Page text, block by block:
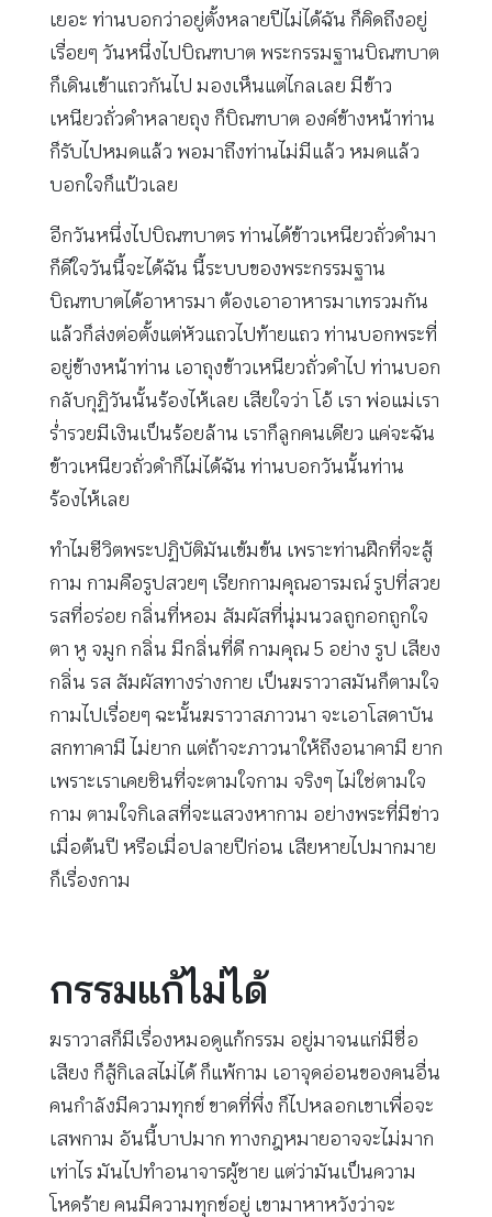
เยอะ ท่านบอกว่าอยู่ตั้งหลายปีไม่ได้ฉัน ก็คิดถึงอยู่
เรื่อยๆ วันหนึ่งไปบิณฑบาต พระกรรมฐานบิณฑบาต
ก็เดินเข้าแถวกันไป มองเห็นแต่ไกลเลย มีข้าว
เหนียวถั่วดำหลายถุง ก็บิณฑบาต องค์ข้างหน้าท่าน
ก็รับไปหมดแล้ว พอมาถึงท่านไม่มีแล้ว หมดแล้ว
บอกใจก็แป้วเลย
อีกวันหนึ่งไปบิณฑบาตร ท่านได้ข้าวเหนียวถั่วดำมา
ก็ดีใจวันนี้จะได้ฉัน นี้ระบบของพระกรรมฐาน
บิณฑบาตได้อาหารมา ต้องเอาอาหารมาเทรวมกัน
แล้วก็ส่งต่อตั้งแต่หัวแถวไปท้ายแถว ท่านบอกพระที่
อยู่ข้างหน้าท่าน เอาถุงข้าวเหนียวถั่วดำไป ท่านบอก
กลับกุฏิวันนั้นร้องไห้เลย เสียใจว่า โอ้ เรา พ่อแม่เรา
ร่ำรวยมีเงินเป็นร้อยล้าน เราก็ลูกคนเดียว แค่จะฉัน
ข้าวเหนียวถั่วดำก็ไม่ได้ฉัน ท่านบอกวันนั้นท่าน
ร้องไห้เลย
ทำไมชีวิตพระปฏิบัติมันเข้มข้น เพราะท่านฝึกที่จะสู้
กาม กามคือรูปสวยๆ เรียกกามคุณอารมณ์ รูปที่สวย
รสที่อร่อย กลิ่นที่หอม สัมผัสที่นุ่มนวลถูกอกถูกใจ
ตา หู จมูก กลิ่น มีกลิ่นที่ดี กามคุณ 5 อย่าง รูป เสียง
กลิ่น รส สัมผัสทางร่างกาย เป็นฆราวาสมันก็ตามใจ
กามไปเรื่อยๆ ฉะนั้นฆราวาสภาวนา จะเอาโสดาบัน
สกทาคามี ไม่ยาก แต่ถ้าจะภาวนาให้ถึงอนาคามี ยาก
เพราะเราเคยชินที่จะตามใจกาม จริงๆ ไม่ใช่ตามใจ
กาม ตามใจกิเลสที่จะแสวงหากาม อย่างพระที่มีข่าว
เมื่อต้นปี หรือเมื่อปลายปีก่อน เสียหายไปมากมาย
ก็เรื่องกาม
กรรมแก้ไม่ได้
ฆราวาสก็มีเรื่องหมอดูแก้กรรม อยู่มาจนแก่มีชื่อ
เสียง ก็สู้กิเลสไม่ได้ ก็แพ้กาม เอาจุดอ่อนของคนอื่น
คนกำลังมีความทุกข์ ขาดที่พึ่ง ก็ไปหลอกเขาเพื่อจะ
เสพกาม อันนี้บาปมาก ทางกฎหมายอาจจะไม่มาก
เท่าไร มันไปทำอนาจารผู้ชาย แต่ว่ามันเป็นความ
โหดร้าย คนมีความทุกข์อยู่ เขามาหาหวังว่าจะ